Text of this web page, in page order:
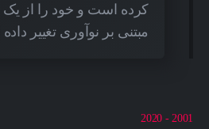
کرده است و خود را از یک
مبتنی بر نوآوری تغییر
2001 - 2020